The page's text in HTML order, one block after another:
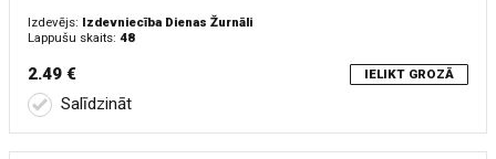
Izdevējs: Izdevniecība Dienas Žurnāli
Lappušu skaits: 48
2.49 € IELIKT GROZĀ
Salīdzināt